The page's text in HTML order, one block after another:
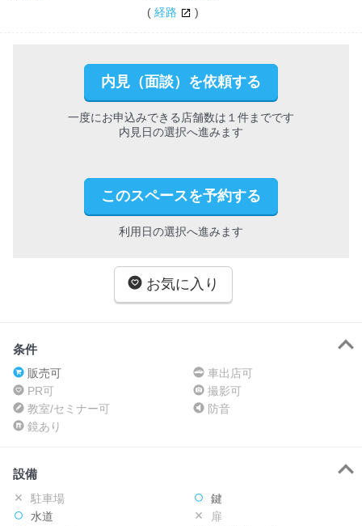
( 経路 )
内見（面談）を依頼する
一度にお申込みできる店舗数は１件までです
内見日の選択へ進みます
このスペースを予約する
利用日の選択へ進みます
お気に入り
条件
販売可
車出店可
PR可
撮影可
教室/セミナー可
防音
鏡あり
設備
駐車場
鍵
水道
扉